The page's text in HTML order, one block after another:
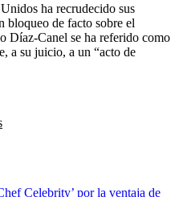
ha recrudecido sus
bloqueo de facto sobre el
Díaz-Canel se ha referido como
a su juicio, a un “acto de
Celebrity’ por la ventaja de